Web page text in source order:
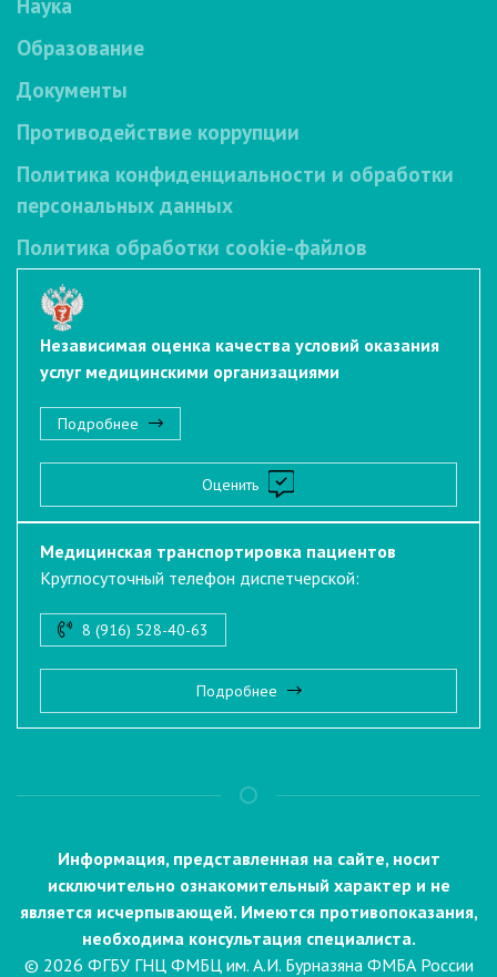
Образование
Документы
Противодействие коррупции
Политика конфиденциальности и обработки
персональных данных
Политика обработки cookie-файлов
Независимая оценка качества условий оказания
услуг медицинскими организациями
Подробнее
Оценить
Медицинская транспортировка пациентов
Круглосуточный телефон диспетчерской:
8 (916) 528-40-63
Подробнее
Информация, представленная на сайте, носит
исключительно ознакомительный характер и не
является исчерпывающей. Имеются противопоказания,
необходима консультация специалиста.
© 2026 ФГБУ ГНЦ ФМБЦ им. А.И. Бурназяна ФМБА России